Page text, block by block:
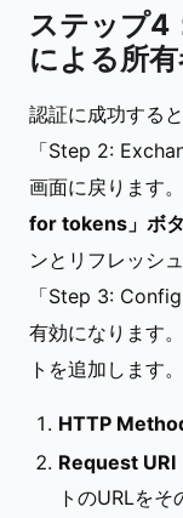
ステップ
による所有
認証に成功する
「Step 2:
画面に戻ります。
for tokens」ボ
ンとリフレッシ
「Step 3:
有効になります
トを追加します。
HTTP
Request URI
トのURLを